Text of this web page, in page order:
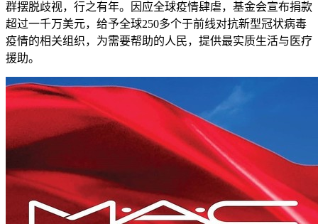
群摆脱歧视，行之有年。因应全球疫情肆虐，基金会宣布捐款
超过一千万美元，给予全球250多个于前线对抗新型冠状病毒
疫情的相关组织，为需要帮助的人民，提供最实质生活与医疗
援助。